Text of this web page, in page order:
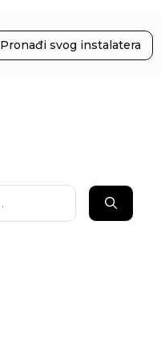
Pronađi svog instalatera